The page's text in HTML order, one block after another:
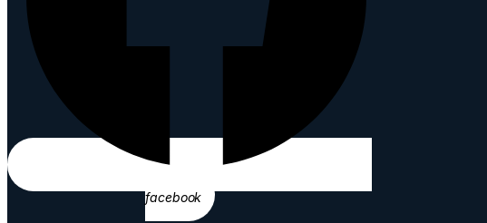
facebook